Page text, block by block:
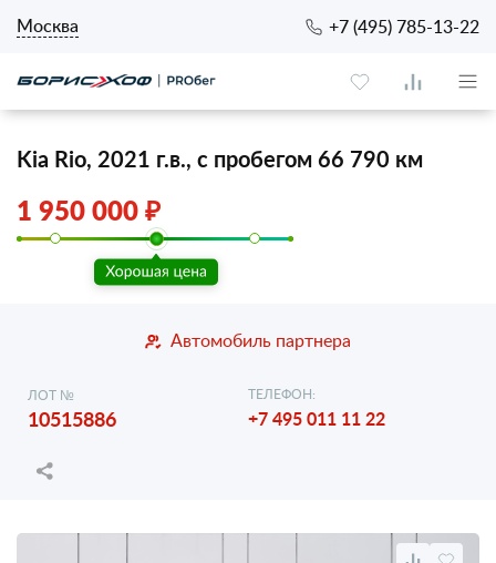
Москва +7 (495) 785-13-22
Kia Rio, 2021 г.в., с пробегом 66 790 км
1 950 000 ₽
Автомобиль партнера
ЛОТ №
10515886
ТЕЛЕФОН:
+7 495 011 11 22